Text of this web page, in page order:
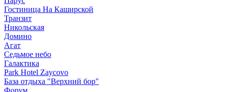
Гостиница На Каширской
Транзит
Никольская
Домино
Агат
Седьмое небо
Галактика
Park Hotel Zaycovo
База отдыха "Верхний бор"
Форум